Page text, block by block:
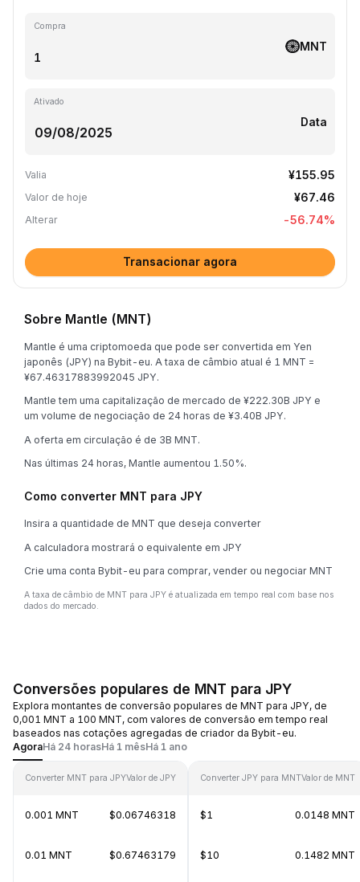
Compra
MNT
Ativado
Data
Valia ¥155.95
Valor de hoje ¥67.46
Alterar -56.74%
Transacionar agora
Sobre Mantle (MNT)
Mantle é uma criptomoeda que pode ser convertida em Yen
japonês (JPY) na Bybit-eu. A taxa de câmbio atual é 1 MNT =
¥67.46317883992045 JPY.
Mantle tem uma capitalização de mercado de ¥222.30B JPY e
um volume de negociação de 24 horas de ¥3.40B JPY.
A oferta em circulação é de 3B MNT.
Nas últimas 24 horas, Mantle aumentou 1.50%.
Como converter MNT para JPY
Insira a quantidade de MNT que deseja converter
A calculadora mostrará o equivalente em JPY
Crie uma conta Bybit-eu para comprar, vender ou negociar MNT
A taxa de câmbio de MNT para JPY é atualizada em tempo real com base nos
dados do mercado.
Conversões populares de MNT para JPY
Explora montantes de conversão populares de MNT para JPY, de
0,001 MNT a 100 MNT, com valores de conversão em tempo real
baseados nas cotações agregadas de criador da Bybit-eu.
AgoraHá 24 horasHá 1 mêsHá 1 ano
Converter MNT para JPYValor de JPY
0.001 MNT $0.06746318
0.01 MNT $0.67463179
Converter JPY para MNTValor de MNT
$1 0.0148 MNT
$10 0.1482 MNT